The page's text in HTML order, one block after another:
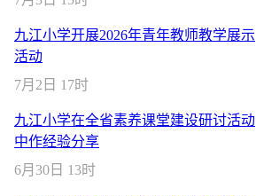
九江小学开展2026年青年教师教学展示
活动
7月2日 17时
九江小学在全省素养课堂建设研讨活动
中作经验分享
6月30日 13时